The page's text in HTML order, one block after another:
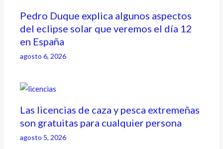
Pedro Duque explica algunos aspectos
del eclipse solar que veremos el día 12
en España
agosto 6, 2026
Las licencias de caza y pesca extremeñas
son gratuitas para cualquier persona
agosto 5, 2026